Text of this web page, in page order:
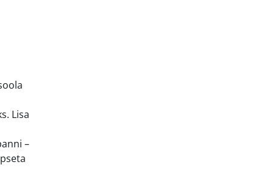
Lisa
–